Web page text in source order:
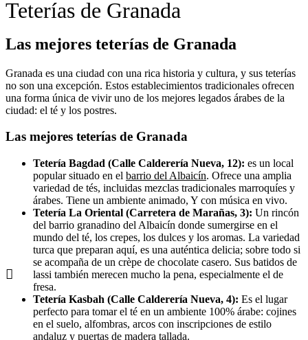
Teterías de Granada
Las mejores teterías de Granada
Granada es una ciudad con una rica historia y cultura, y sus teterías
no son una excepción. Estos establecimientos tradicionales ofrecen
una forma única de vivir uno de los mejores legados árabes de la
ciudad: el té y los postres.
Las mejores teterías de Granada
Tetería Bagdad (Calle Calderería Nueva, 12): es un local
popular situado en el barrio del Albaicín. Ofrece una amplia
variedad de tés, incluidas mezclas tradicionales marroquíes y
árabes. Tiene un ambiente animado, Y con música en vivo.
Tetería La Oriental (Carretera de Marañas, 3): Un rincón
del barrio granadino del Albaicín donde sumergirse en el
mundo del té, los crepes, los dulces y los aromas. La variedad
turca que preparan aquí, es una auténtica delicia; sobre todo si
se acompaña de un crèpe de chocolate casero. Sus batidos de
lassi también merecen mucho la pena, especialmente el de
fresa.
Tetería Kasbah (Calle Calderería Nueva, 4): Es el lugar
perfecto para tomar el té en un ambiente 100% árabe: cojines
en el suelo, alfombras, arcos con inscripciones de estilo
andaluz y puertas de madera tallada.